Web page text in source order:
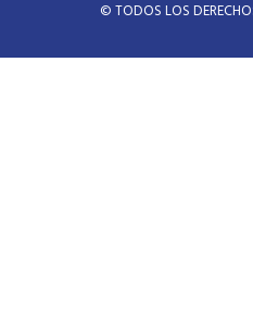
© TODOS LOS